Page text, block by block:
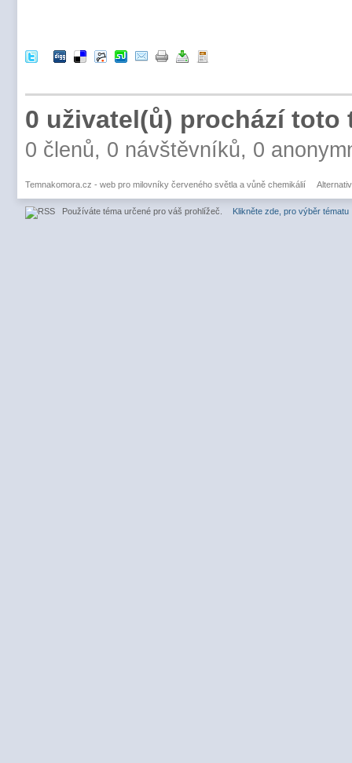
0 uživatel(ů) prochází toto
0 členů, 0 návštěvníků, 0
Temnakomora.cz - web pro milovníky červeného světla a vůně chemikálií
Používáte téma určené pro váš prohlížeč. Klikněte zde, pro výběr tématu